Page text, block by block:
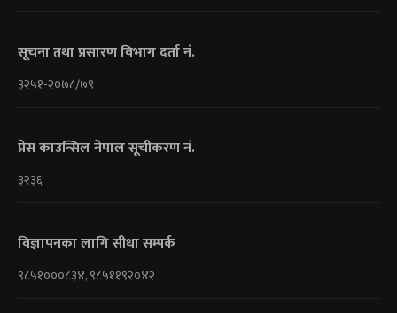
सूचना तथा प्रसारण विभाग दर्ता नं.
३२५१-२०७८/७९
प्रेस काउन्सिल नेपाल सूचीकरण नं.
३२३६
विज्ञापनका लागि सीधा सम्पर्क
९८५१०००८३४, ९८५११९२०४२